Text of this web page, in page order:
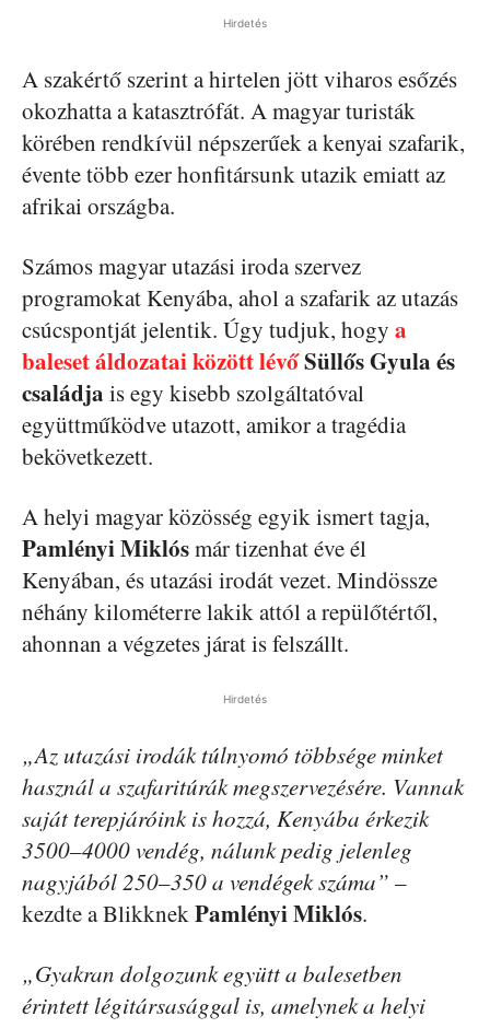
Hirdetés
A szakértő szerint a hirtelen jött viharos esőzés
okozhatta a katasztrófát. A magyar turisták
körében rendkívül népszerűek a kenyai szafarik,
évente több ezer honfitársunk utazik emiatt az
afrikai országba.
Számos magyar utazási iroda szervez
programokat Kenyába, ahol a szafarik az utazás
csúcspontját jelentik. Úgy tudjuk, hogy a
baleset áldozatai között lévőSüllős Gyula és
családja is egy kisebb szolgáltatóval
együttműködve utazott, amikor a tragédia
bekövetkezett.
A helyi magyar közösség egyik ismert tagja,
Pamlényi Miklósmár tizenhat éve él
Kenyában, és utazási irodát vezet. Mindössze
néhány kilométerre lakik attól a repülőtértől,
ahonnan a végzetes járat is felszállt.
Hirdetés
„Az utazási irodák túlnyomó többsége minket
használ a szafaritúrák megszervezésére. Vannak
saját terepjáróink is hozzá, Kenyába érkezik
3500–4000 vendég, nálunk pedig jelenleg
nagyjából 250–350 a vendégek száma” –
kezdte a BlikknekPamlényi Miklós.
„Gyakran dolgozunk együtt a balesetben
érintett légitársasággal is, amelynek a helyi